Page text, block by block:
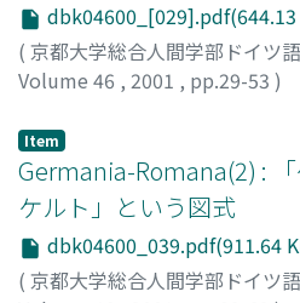
dbk04600_[029].pdf(644.13
( 京都大学総合人間学部ドイツ
Volume 46 , 2001 , pp.29-53 )
Item
Germania-Romana(2) :
ケルト」という図式
dbk04600_039.pdf(911.64
( 京都大学総合人間学部ドイツ